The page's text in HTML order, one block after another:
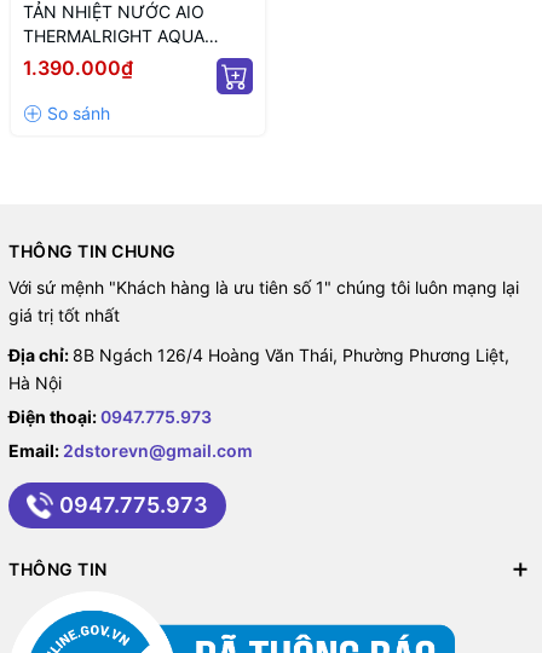
TẢN NHIỆT NƯỚC AIO
THERMALRIGHT AQUA
ELITE 360 V6 WHITE ARGB
(MÀU TRẮNG)
1.390.000₫
THÔNG TIN CHUNG
Với sứ mệnh "Khách hàng là ưu tiên số 1" chúng tôi luôn mạng lại
giá trị tốt nhất
Địa chỉ: 8B Ngách 126/4 Hoàng Văn Thái, Phường Phương Liệt,
Hà Nội
Điện thoại:0947.775.973
Email: 2dstorevn@gmail.com
0947.775.973
THÔNG TIN